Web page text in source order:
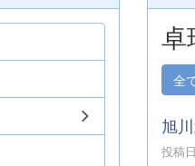
卓
全
旭
投稿